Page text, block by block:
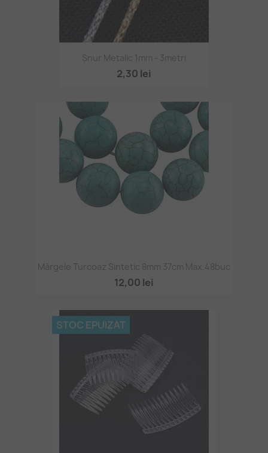
Șnur Metalic 1mm - 3metri
2,30 lei
Mărgele Turcoaz Sintetic 8mm 37cm Max.48buc
12,00 lei
STOC EPUIZAT